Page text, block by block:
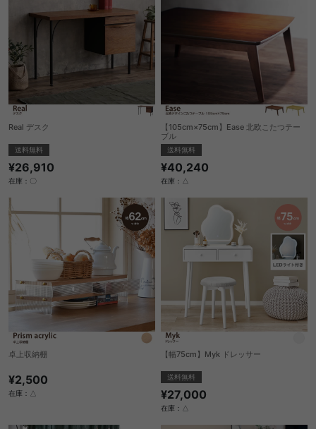
Real デスク
送料無料
¥26,910
在庫：〇
【105cm×75cm】Ease 北欧こたつテー
ブル
送料無料
¥40,240
在庫：△
卓上収納棚
¥2,500
在庫：△
【幅75cm】Myk ドレッサー
送料無料
¥27,000
在庫：△